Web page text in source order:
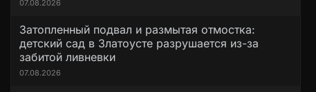
07.08.2026
Затопленный подвал и размытая отмостка:
детский сад в Златоусте разрушается из-за
забитой ливневки
07.08.2026